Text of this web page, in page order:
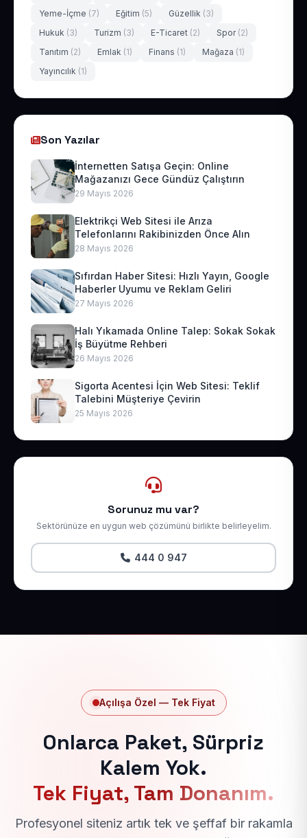
Yeme-İçme (7) Eğitim (5) Güzellik (3)
Hukuk (3) Turizm (3) E-Ticaret (2) Spor (2)
Tanıtım (2) Emlak (1) Finans (1) Mağaza (1)
Yayıncılık (1)
Son Yazılar
İnternetten Satışa Geçin: Online
Mağazanızı Gece Gündüz Çalıştırın
29 Mayıs 2026
Elektrikçi Web Sitesi ile Arıza
Telefonlarını Rakibinizden Önce Alın
28 Mayıs 2026
Sıfırdan Haber Sitesi: Hızlı Yayın, Google
Haberler Uyumu ve Reklam Geliri
27 Mayıs 2026
Halı Yıkamada Online Talep: Sokak Sokak
İş Büyütme Rehberi
26 Mayıs 2026
Sigorta Acentesi İçin Web Sitesi: Teklif
Talebini Müşteriye Çevirin
25 Mayıs 2026
Sorunuz mu var?
Sektörünüze en uygun web çözümünü birlikte belirleyelim.
444 0 947
Açılışa Özel — Tek Fiyat
Onlarca Paket, Sürpriz
Kalem Yok.
Tek Fiyat, Tam Donanım.
Profesyonel siteniz artık tek ve şeffaf bir rakamla